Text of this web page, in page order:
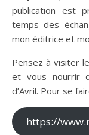
publication est
temps des
mon éditrice et
Pensez à visiter
et vous nourrir
d’Avril. Pour se
https://